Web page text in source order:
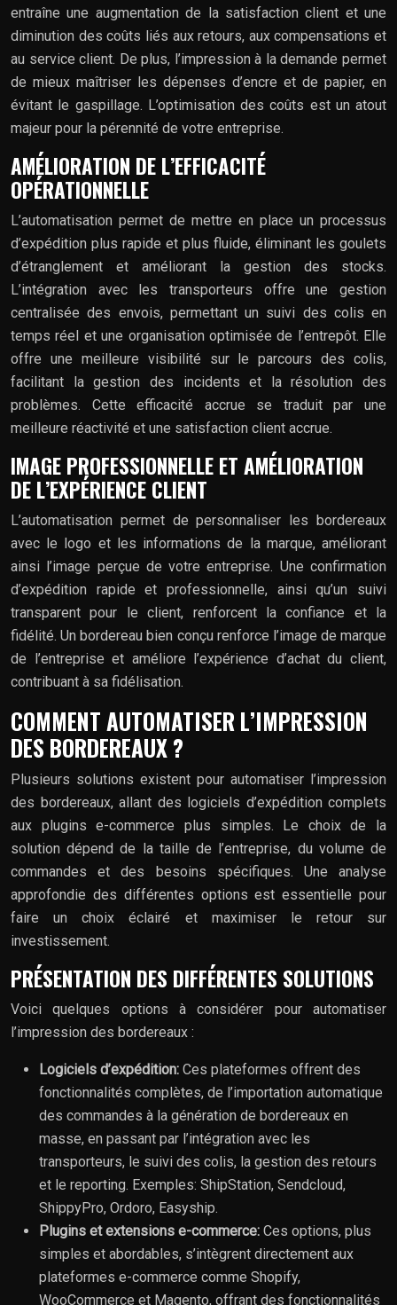
entraîne une augmentation de la satisfaction client et une
diminution des coûts liés aux retours, aux compensations et
au service client. De plus, l’impression à la demande permet
de mieux maîtriser les dépenses d’encre et de papier, en
évitant le gaspillage. L’optimisation des coûts est un atout
majeur pour la pérennité de votre entreprise.
AMÉLIORATION DE L’EFFICACITÉ
OPÉRATIONNELLE
L’automatisation permet de mettre en place un processus
d’expédition plus rapide et plus fluide, éliminant les goulets
d’étranglement et améliorant la gestion des stocks.
L’intégration avec les transporteurs offre une gestion
centralisée des envois, permettant un suivi des colis en
temps réel et une organisation optimisée de l’entrepôt. Elle
offre une meilleure visibilité sur le parcours des colis,
facilitant la gestion des incidents et la résolution des
problèmes. Cette efficacité accrue se traduit par une
meilleure réactivité et une satisfaction client accrue.
IMAGE PROFESSIONNELLE ET AMÉLIORATION
DE L’EXPÉRIENCE CLIENT
L’automatisation permet de personnaliser les bordereaux
avec le logo et les informations de la marque, améliorant
ainsi l’image perçue de votre entreprise. Une confirmation
d’expédition rapide et professionnelle, ainsi qu’un suivi
transparent pour le client, renforcent la confiance et la
fidélité. Un bordereau bien conçu renforce l’image de marque
de l’entreprise et améliore l’expérience d’achat du client,
contribuant à sa fidélisation.
COMMENT AUTOMATISER L’IMPRESSION
DES BORDEREAUX ?
Plusieurs solutions existent pour automatiser l’impression
des bordereaux, allant des logiciels d’expédition complets
aux plugins e-commerce plus simples. Le choix de la
solution dépend de la taille de l’entreprise, du volume de
commandes et des besoins spécifiques. Une analyse
approfondie des différentes options est essentielle pour
faire un choix éclairé et maximiser le retour sur
investissement.
PRÉSENTATION DES DIFFÉRENTES SOLUTIONS
Voici quelques options à considérer pour automatiser
l’impression des bordereaux :
Logiciels d’expédition: Ces plateformes offrent des
fonctionnalités complètes, de l’importation automatique
des commandes à la génération de bordereaux en
masse, en passant par l’intégration avec les
transporteurs, le suivi des colis, la gestion des retours
et le reporting. Exemples: ShipStation, Sendcloud,
ShippyPro, Ordoro, Easyship.
Plugins et extensions e-commerce: Ces options, plus
simples et abordables, s’intègrent directement aux
plateformes e-commerce comme Shopify,
WooCommerce et Magento, offrant des fonctionnalités